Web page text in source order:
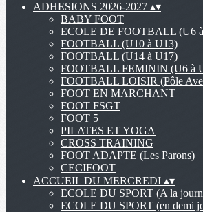
ADHESIONS 2026-2027 ▴▾
BABY FOOT
ECOLE DE FOOTBALL (U6
FOOTBALL (U10 à U13)
FOOTBALL (U14 à U17)
FOOTBALL FEMININ (U6 à
FOOTBALL LOISIR (Pôle
FOOT EN MARCHANT
FOOT FSGT
FOOT 5
PILATES ET YOGA
CROSS TRAINING
FOOT ADAPTE (Les Parons)
CECIFOOT
ACCUEIL DU MERCREDI ▴▾
ECOLE DU SPORT (A la
ECOLE DU SPORT (en demi